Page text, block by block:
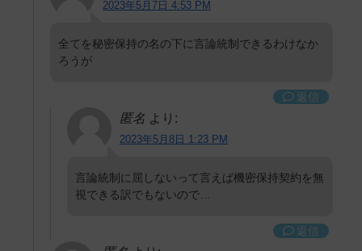
2023年5月7日 4:53 PM
全てを秘密保持の名の下に言論統制できるわけなか
ろうが
返信
匿名 より:
2023年5月8日 1:23 PM
言論統制に屈しないって言えば機密保持契約を無
視できる訳でもないので…
返信